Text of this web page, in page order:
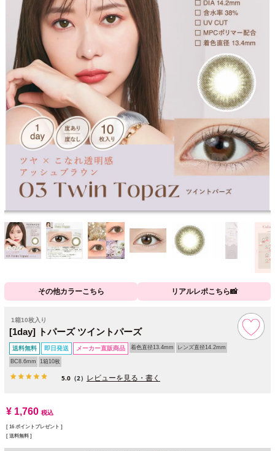
その他カラーこちら リアルレポこちら📸
1箱10枚入り
[1day] トパーズ ツイントパーズ
送料無料 即日発送 メーカー直販商品 着色直径13.4mm レンズ直径14.2mm
BC8.6mm 1箱10枚
5.0 （2） レビューを見る・書く
¥ 1,760 税込
[ 16 ポイントプレゼント ]
送料無料